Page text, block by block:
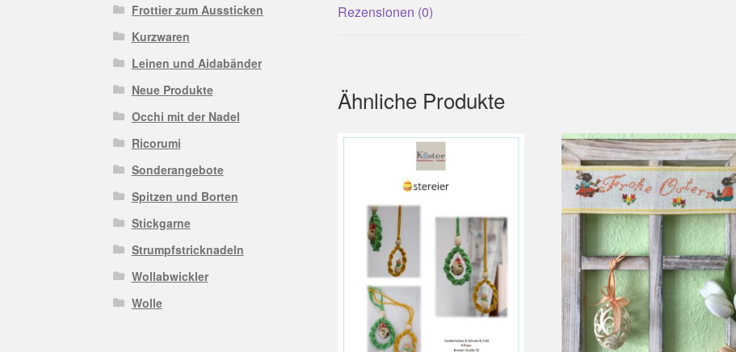
Rezensionen (0)
Ähnliche Produkte
Frottier zum Aussticken
Kurzwaren
Leinen und Aidabänder
Neue Produkte
Occhi mit der Nadel
Ricorumi
Sonderangebote
Spitzen und Borten
Stickgarne
Strumpfstricknadeln
Wollabwickler
Wolle